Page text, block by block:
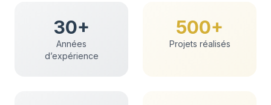
30+
Années
d’expérience
500+
Projets réalisés